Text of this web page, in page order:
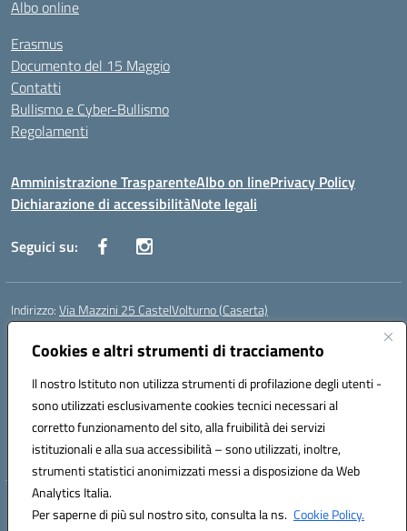
Cookies e altri strumenti di tracciamento
Il nostro Istituto non utilizza strumenti di profilazione degli utenti -
sono utilizzati esclusivamente cookies tecnici necessari al
corretto funzionamento del sito, alla fruibilità dei servizi
istituzionali e alla sua accessibilità – sono utilizzati, inoltre,
strumenti statistici anonimizzati messi a disposizione da Web
Analytics Italia.
Per saperne di più sul nostro sito, consulta la ns. Cookie Policy.
Albo online
Erasmus
Documento del 15 Maggio
Contatti
Bullismo e Cyber-Bullismo
Regolamenti
Amministrazione TrasparenteAlbo on linePrivacy Policy
Dichiarazione di accessibilitàNote legali
Seguici su:
Indirizzo:Via Mazzini 25 CastelVolturno (Caserta)
Centralino:
Posta elettronica certificata (PEC):ceis014005@pec.istruzione.it
Codice fiscale: 93063510619
Codice meccanografico:CEIS014005
Codice Indice delle Pubbliche Amministrazioni (IPA): istsc_ceis014005
Codice unico di fatturazione (CUF): UOU8EW
Hosting & Powered by 3D Solution S.r.l.